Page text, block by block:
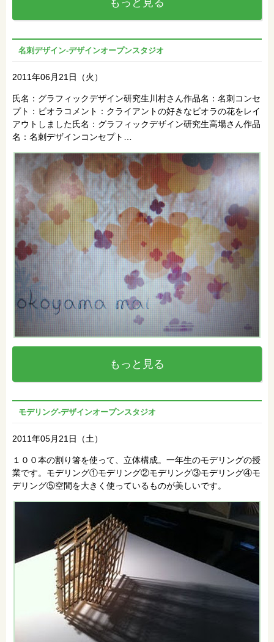
名刺デザイン‐デザインオープンスタジオ
2011年06月21日（火）
氏名：グラフィックデザイン研究生川村さん作品名：名刺コンセ
プト：ビオラコメント：クライアントの好きなビオラの花をレイ
アウトしました氏名：グラフィックデザイン研究生高場さん作品
名：名刺デザインコンセプト…
もっと見る
モデリング‐デザインオープンスタジオ
2011年05月21日（土）
１００本の割り箸を使って、立体構成。一年生のモデリングの授
業です。モデリング①モデリング②モデリング③モデリング④モ
デリング⑤空間を大きく使っているものが美しいです。